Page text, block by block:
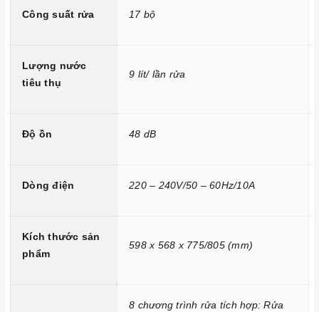
Công nghệ hiện đại
Hệ thống PTC sấy khô khí nóng nhanh chóng lấy đi hơi ẩm
còn tồn lại, giúp cho các bộ đồ ăn được sấy khô hoàn toàn
Chức năng khử khuẩn lên đến 72 độ giúp diệt khuẩn lên đến
Chức năng sấy khí tươi 168h dẫn lưu ko khí định kỳ trong
khoang máy 5 phút mỗi giờ giúp cho khoang máy và bát đĩa
Công suất rửa 17 bộ
Lượng nước
tiêu thụ
9 lít/ lần rửa
Độ ồn 48 dB
Dòng điện 220 – 240V/50 – 60Hz/10A
Kích thước sản
phẩm
598 x 568 x 775/805 (mm)
8 chương trình rửa tích hợp: Rửa